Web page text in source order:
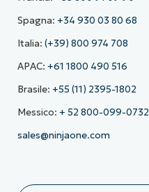
Spagna: +34 930 03 80 68
Italia: (+39) 800 974 708
APAC: +61 1800 490 516
Brasile: +55 (11) 2395-1802
Messico: + 52 800-099-0732
sales@ninjaone.com